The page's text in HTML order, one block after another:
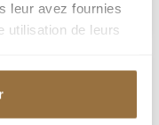
leur avez fournies
utilisation de leurs